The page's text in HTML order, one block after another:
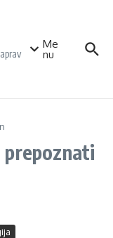
Me
nu
prepoznati